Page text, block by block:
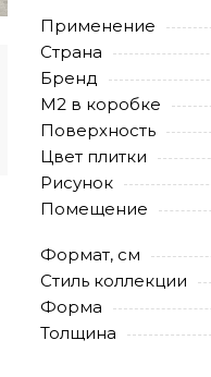
Применение
Страна
Бренд
М2 в коробке
Поверхность
Цвет плитки
Рисунок
Помещение
Формат, см
Стиль коллекции
Форма
Толщина